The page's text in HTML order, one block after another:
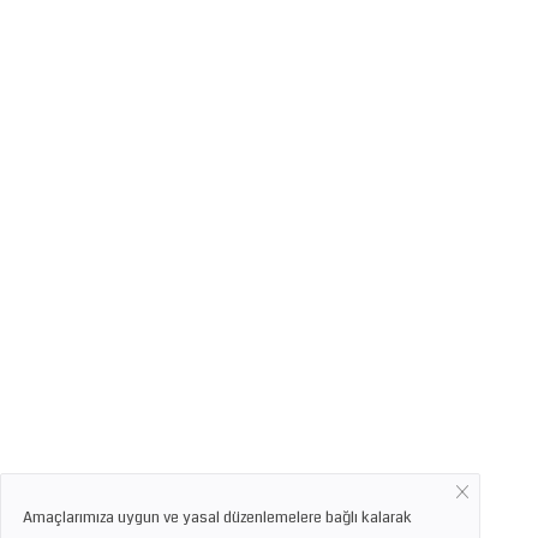
Amaçlarımıza uygun ve yasal düzenlemelere bağlı kalarak